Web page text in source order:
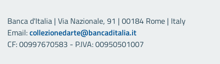
Banca d'Italia | Via Nazionale, 91 | 00184 Rome | Italy
Email:collezionedarte@bancaditalia.it
CF: 00997670583 - P.IVA: 00950501007